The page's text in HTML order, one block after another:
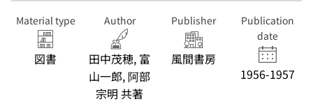
Material type
図書
Author
田中茂穂, 富
山一郎, 阿部
宗明 共著
Publisher
風間書房
Publication
date
1956-1957